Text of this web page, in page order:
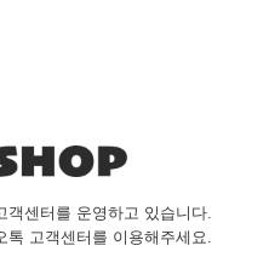
객센터를 운영하고 있습니다.
톡 고객센터를 이용해주세요.